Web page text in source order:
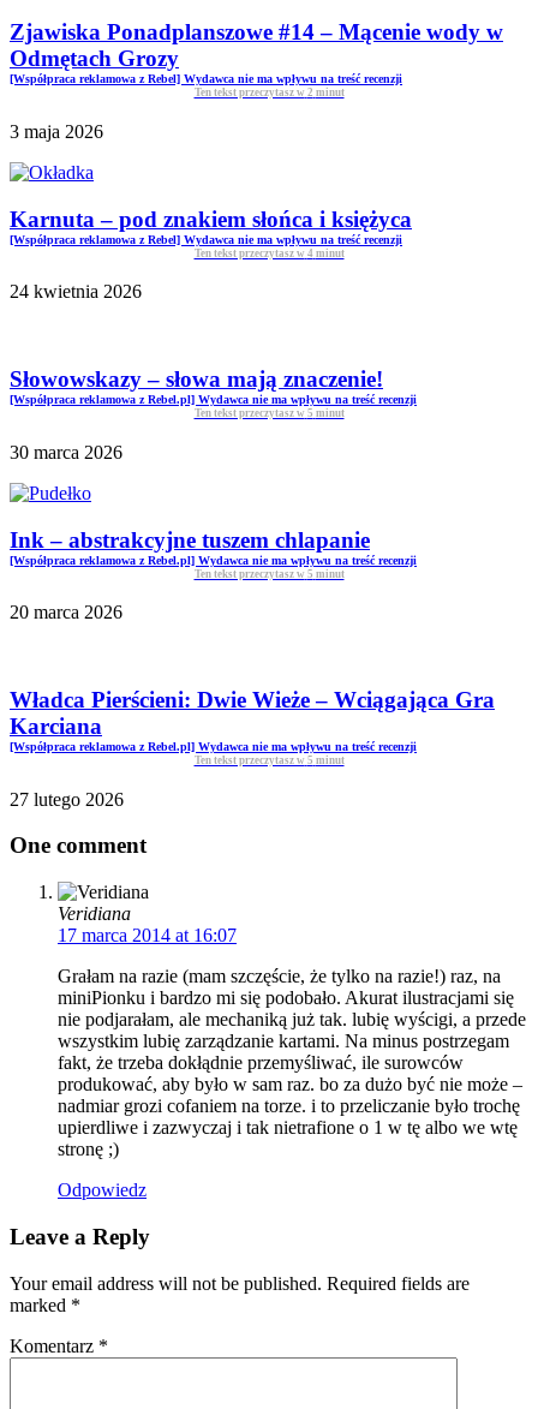
Zjawiska Ponadplanszowe #14 – Mącenie wody w
Odmętach Grozy
[Współpraca reklamowa z Rebel] Wydawca nie ma wpływu na treść recenzji
Ten tekst przeczytasz w 2 minut
3 maja 2026
Karnuta – pod znakiem słońca i księżyca
[Współpraca reklamowa z Rebel] Wydawca nie ma wpływu na treść recenzji
Ten tekst przeczytasz w 4 minut
24 kwietnia 2026
Słowowskazy – słowa mają znaczenie!
[Współpraca reklamowa z Rebel.pl] Wydawca nie ma wpływu na treść recenzji
Ten tekst przeczytasz w 5 minut
30 marca 2026
Ink – abstrakcyjne tuszem chlapanie
[Współpraca reklamowa z Rebel.pl] Wydawca nie ma wpływu na treść recenzji
Ten tekst przeczytasz w 5 minut
20 marca 2026
Władca Pierścieni: Dwie Wieże – Wciągająca Gra
Karciana
[Współpraca reklamowa z Rebel.pl] Wydawca nie ma wpływu na treść recenzji
Ten tekst przeczytasz w 5 minut
27 lutego 2026
One comment
Veridiana
17 marca 2014 at 16:07
Grałam na razie (mam szczęście, że tylko na razie!) raz, na
miniPionku i bardzo mi się podobało. Akurat ilustracjami się
nie podjarałam, ale mechaniką już tak. lubię wyścigi, a przede
wszystkim lubię zarządzanie kartami. Na minus postrzegam
fakt, że trzeba dokłądnie przemyśliwać, ile surowców
produkować, aby było w sam raz. bo za dużo być nie może –
nadmiar grozi cofaniem na torze. i to przeliczanie było trochę
upierdliwe i zazwyczaj i tak nietrafione o 1 w tę albo we wtę
stronę ;)
Odpowiedz
Leave a Reply
Your email address will not be published. Required fields are
marked *
Komentarz *